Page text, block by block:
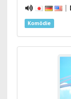
|
Komödie